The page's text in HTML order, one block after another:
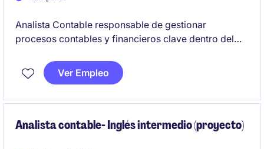
Analista Contable responsable de gestionar
procesos contables y financieros clave dentro del
perfil orientado al detalle, con capacidad de análisis
y enfoque en la precisión de los reportes financieros.
Ver Empleo
Analista contable- Inglés intermedio (proyecto)